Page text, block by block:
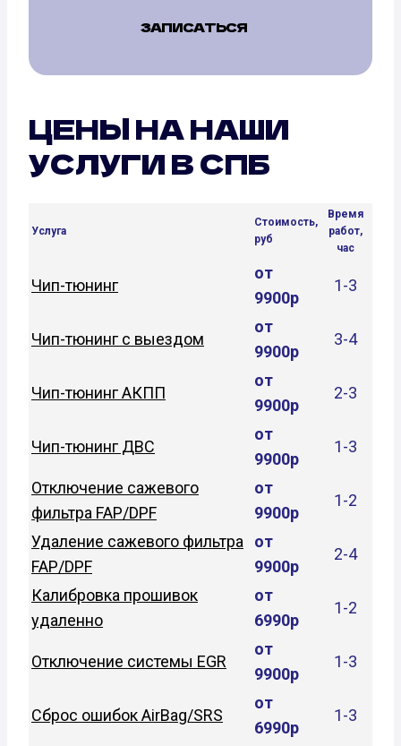
ЗАПИСАТЬСЯ
ЦЕНЫ НА НАШИ
УСЛУГИ В СПБ
Услуга
Стоимость,
руб
Время
работ,
час
Чип-тюнинг
от
9900р
1-3
Чип-тюнинг с выездом
от
9900р
3-4
Чип-тюнинг АКПП
от
9900р
2-3
Чип-тюнинг ДВС
от
9900р
1-3
Отключение сажевого
фильтра FAP/DPF
от
9900р
1-2
Удаление сажевого фильтра
FAP/DPF
от
9900р
2-4
Калибровка прошивок
удаленно
от
6990р
1-2
Отключение системы EGR
от
9900р
1-3
Сброс ошибок AirBag/SRS
от
6990р
1-3